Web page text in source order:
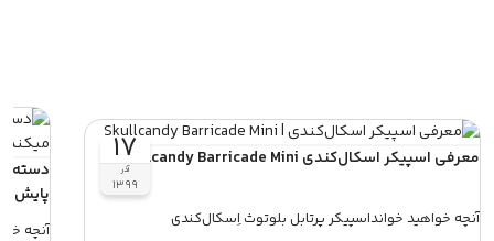
۱۷
آذر
۱۳۹۹
معرفی اسپیکر اسکال‌کندی Skullcandy Barricade Mini
آنچه خواهید خوانداسپیکر پرتابل بلوتوث اِسکال‌کندی
پایش